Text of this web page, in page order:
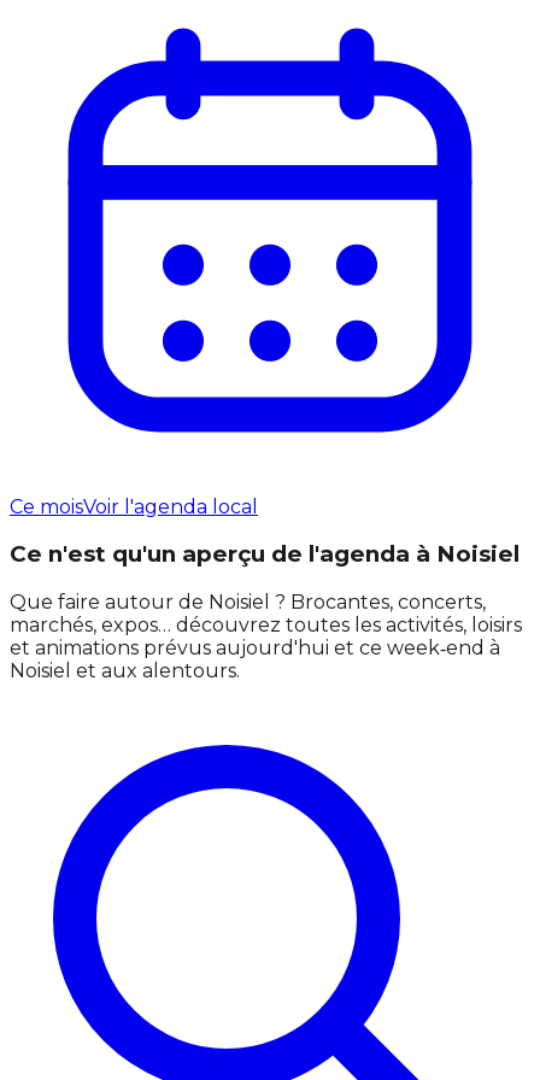
Ce moisVoir l'agenda local
Ce n'est qu'un aperçu de l'agenda à Noisiel
Que faire autour de Noisiel ? Brocantes, concerts,
marchés, expos… découvrez toutes les activités, loisirs
et animations prévus aujourd'hui et ce week‑end à
Noisiel et aux alentours.